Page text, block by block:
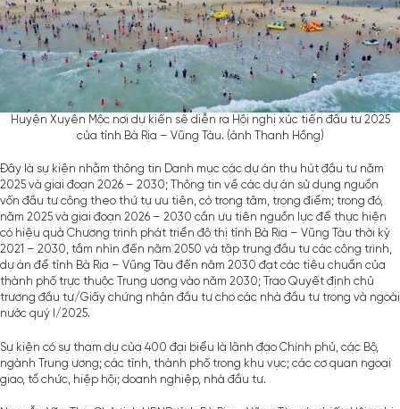
Huyện Xuyên Mộc nơi dự kiến sẽ diễn ra Hội nghị xúc tiến đầu tư 2025
của tỉnh Bà Rịa – Vũng Tàu. (ảnh Thanh Hồng)
Đây là sự kiện nhằm thông tin Danh mục các dự án thu hút đầu tư năm
2025 và giai đoạn 2026 – 2030; Thông tin về các dự án sử dụng nguồn
vốn đầu tư công theo thứ tự ưu tiên, có trọng tâm, trọng điểm; trong đó,
năm 2025 và giai đoạn 2026 – 2030 cần ưu tiên nguồn lực để thực hiện
có hiệu quả Chương trình phát triển đô thị tỉnh Bà Rịa – Vũng Tàu thời kỳ
2021 – 2030, tầm nhìn đến năm 2050 và tập trung đầu tư các công trình,
dự án để tỉnh Bà Rịa – Vũng Tàu đến năm 2030 đạt các tiêu chuẩn của
thành phố trực thuộc Trung ương vào năm 2030; Trao Quyết định chủ
trương đầu tư/Giấy chứng nhận đầu tư cho các nhà đầu tư trong và ngoài
nước quý I/2025.
Sự kiện có sự tham dự của 400 đại biểu là lãnh đạo Chính phủ, các Bộ,
ngành Trung ương; các tỉnh, thành phố trong khu vực; các cơ quan ngoại
giao, tổ chức, hiệp hội; doanh nghiệp, nhà đầu tư.